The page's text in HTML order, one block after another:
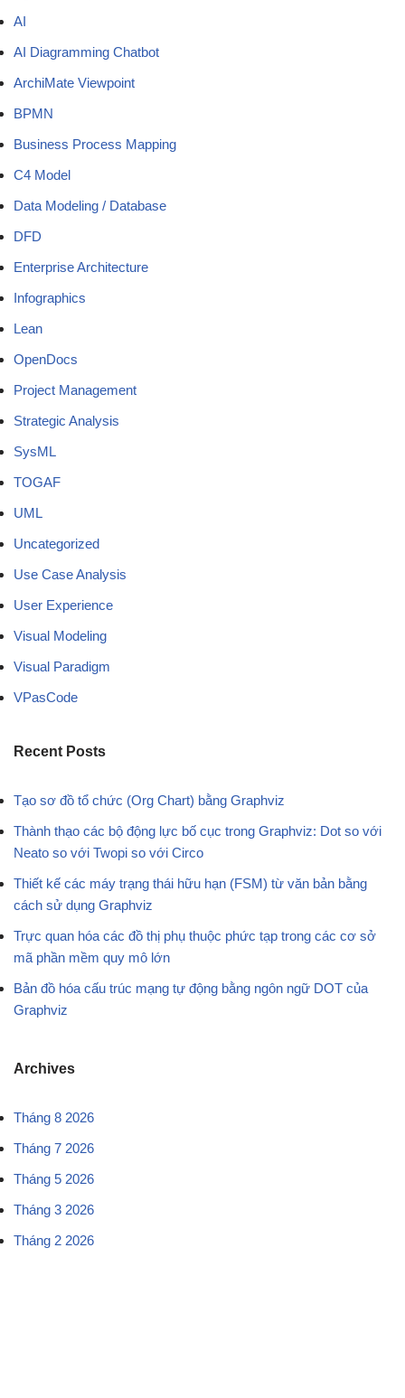
AI
AI Diagramming Chatbot
ArchiMate Viewpoint
BPMN
Business Process Mapping
C4 Model
Data Modeling / Database
DFD
Enterprise Architecture
Infographics
Lean
OpenDocs
Project Management
Strategic Analysis
SysML
TOGAF
UML
Uncategorized
Use Case Analysis
User Experience
Visual Modeling
Visual Paradigm
VPasCode
Recent Posts
Tạo sơ đồ tổ chức (Org Chart) bằng Graphviz
Thành thạo các bộ động lực bố cục trong Graphviz: Dot so với
Neato so với Twopi so với Circo
Thiết kế các máy trạng thái hữu hạn (FSM) từ văn bản bằng
cách sử dụng Graphviz
Trực quan hóa các đồ thị phụ thuộc phức tạp trong các cơ sở
mã phần mềm quy mô lớn
Bản đồ hóa cấu trúc mạng tự động bằng ngôn ngữ DOT của
Graphviz
Archives
Tháng 8 2026
Tháng 7 2026
Tháng 5 2026
Tháng 3 2026
Tháng 2 2026